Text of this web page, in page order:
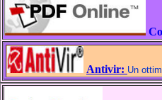
Antivir: Un